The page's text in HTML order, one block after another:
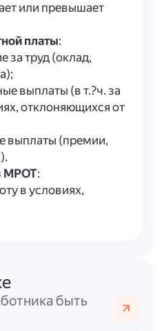
или превышает
платы:
за труд (оклад,
выплаты (в т.?ч. за
отклоняющихся от
выплаты (премии,
МРОТ:
в условиях,
работа в ночное
обслуживания и
работ;
и процентные